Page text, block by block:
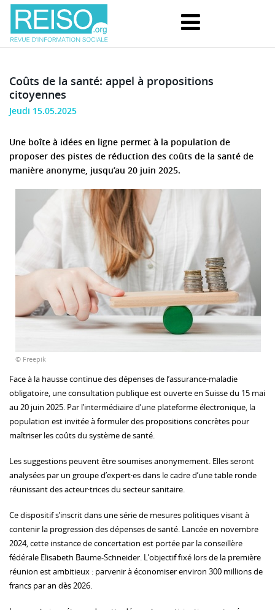
Coûts de la santé: appel à propositions
citoyennes
Jeudi 15.05.2025
Une boîte à idées en ligne permet à la population de
proposer des pistes de réduction des coûts de la santé de
manière anonyme, jusqu’au 20 juin 2025.
© Freepik
Face à la hausse continue des dépenses de l’assurance-maladie
obligatoire, une consultation publique est ouverte en Suisse du 15 mai
au 20 juin 2025. Par l’intermédiaire d’une plateforme électronique, la
population est invitée à formuler des propositions concrètes pour
maîtriser les coûts du système de santé.
Les suggestions peuvent être soumises anonymement. Elles seront
analysées par un groupe d’expert·es dans le cadre d’une table ronde
réunissant des acteur·trices du secteur sanitaire.
Ce dispositif s’inscrit dans une série de mesures politiques visant à
contenir la progression des dépenses de santé. Lancée en novembre
2024, cette instance de concertation est portée par la conseillère
fédérale Elisabeth Baume-Schneider. L’objectif fixé lors de la première
réunion est ambitieux : parvenir à économiser environ 300 millions de
francs par an dès 2026.